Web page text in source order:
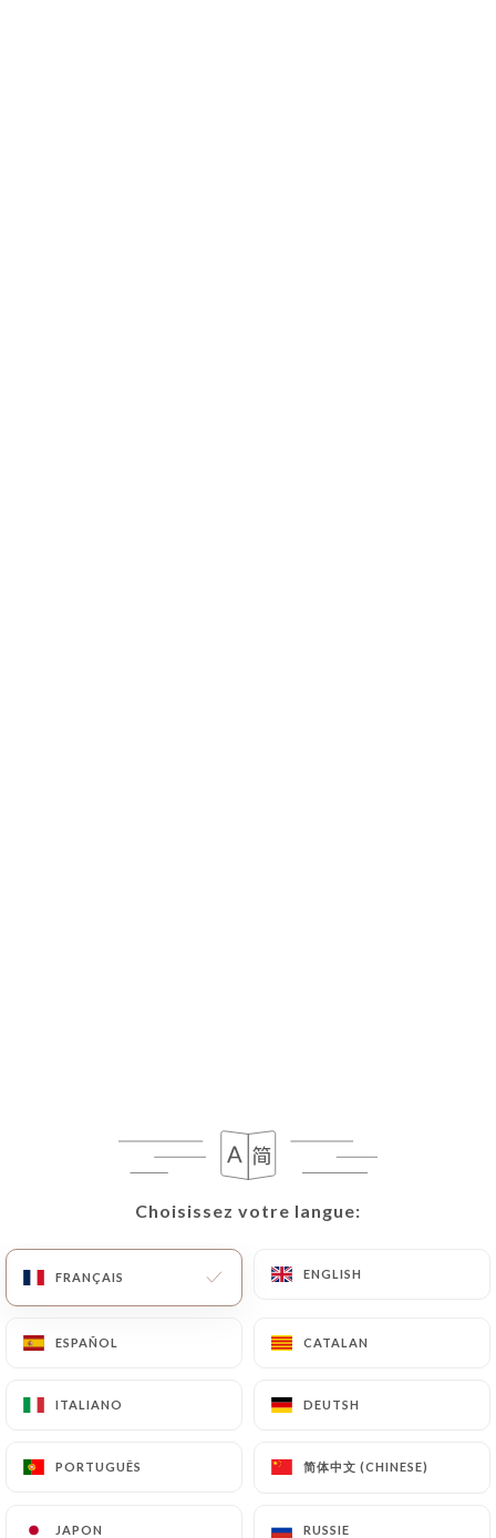
Choisissez votre langue:
FRANÇAIS ENGLISH
ESPAÑOL CATALAN
ITALIANO DEUTSH
PORTUGUÊS 简体中文 (CHINESE)
JAPON RUSSIE
Choisissez votre langue:
FRANÇAIS ENGLISH
ESPAÑOL CATALAN
ITALIANO DEUTSH
PORTUGUÊS 简体中文 (CHINESE)
JAPON RUSSIE